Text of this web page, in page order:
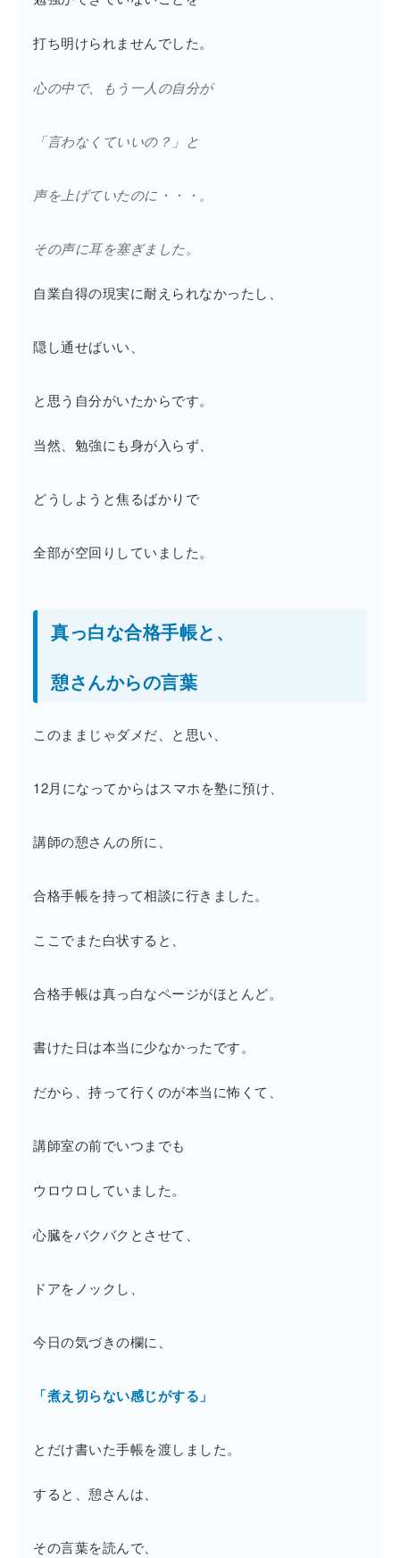
打ち明けられませんでした。
心の中で、もう一人の自分が
「言わなくていいの？」と
声を上げていたのに・・・。
その声に耳を塞ぎました。
自業自得の現実に耐えられなかったし、
隠し通せばいい、
と思う自分がいたからです。
当然、勉強にも身が入らず、
どうしようと焦るばかりで
全部が空回りしていました。
真っ白な合格手帳と、
憩さんからの言葉
このままじゃダメだ、と思い、
12月になってからはスマホを塾に預け、
講師の憩さんの所に、
合格手帳を持って相談に行きました。
ここでまた白状すると、
合格手帳は真っ白なページがほとんど。
書けた日は本当に少なかったです。
だから、持って行くのが本当に怖くて、
講師室の前でいつまでも
ウロウロしていました。
心臓をバクバクとさせて、
ドアをノックし、
今日の気づきの欄に、
「煮え切らない感じがする」
とだけ書いた手帳を渡しました。
すると、憩さんは、
その言葉を読んで、